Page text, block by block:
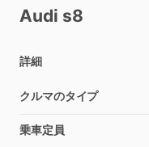
Audi s8
詳細
クルマのタイプ
乗車定員